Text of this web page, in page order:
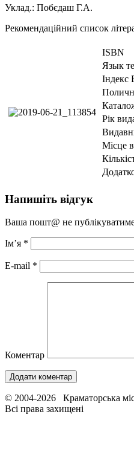
Уклад.: Побєдаш Г.А.
Рекомендаційний список
ISBN
Язык
Iндекс
Рік
Місце
Напишіть відгук
Ваша пошт@ не
Ім’я *
E-mail *
Коментар
© 2004-2026 Краматорська
Всі права захищені